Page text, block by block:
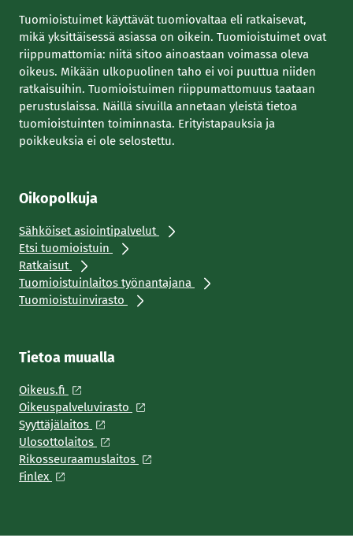
Tuomioistuimet käyttävät tuomiovaltaa eli ratkaisevat,
mikä yksittäisessä asiassa on oikein. Tuomioistuimet ovat
riippumattomia: niitä sitoo ainoastaan voimassa oleva
oikeus. Mikään ulkopuolinen taho ei voi puuttua niiden
ratkaisuihin. Tuomioistuimen riippumattomuus taataan
perustuslaissa. Näillä sivuilla annetaan yleistä tietoa
tuomioistuinten toiminnasta. Erityistapauksia ja
poikkeuksia ei ole selostettu.
Oikopolkuja
Sähköiset asiointipalvelut
Etsi tuomioistuin
Ratkaisut
Tuomioistuinlaitos työnantajana
Tuomioistuinvirasto
Tietoa muualla
Oikeus.fi
Oikeuspalveluvirasto
Syyttäjälaitos
Ulosottolaitos
Rikosseuraamuslaitos
Finlex